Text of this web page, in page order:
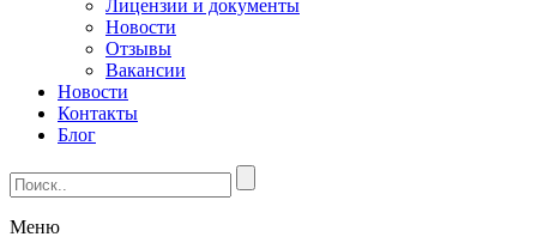
Лицензии и документы
Новости
Отзывы
Вакансии
Новости
Контакты
Блог
Меню